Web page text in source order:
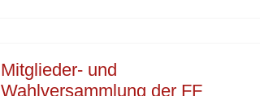
Mitglieder- und
Wahlversammlung der FF